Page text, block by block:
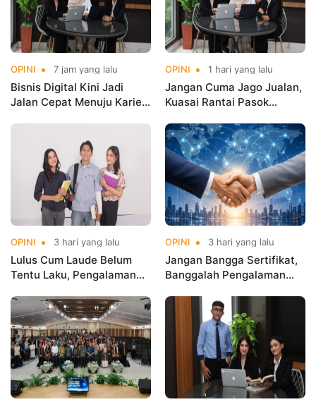
OPINI 7 jam yang lalu
Bisnis Digital Kini Jadi
Jalan Cepat Menuju Karier
OPINI 1 hari yang lalu
Jangan Cuma Jago Jualan,
Kuasai Rantai Pasok
OPINI 3 hari yang lalu
Lulus Cum Laude Belum
Tentu Laku, Pengalaman
OPINI 3 hari yang lalu
Jangan Bangga Sertifikat,
Banggalah Pengalaman